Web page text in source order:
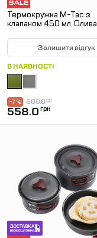
Термокружка M-Tac з
клапаном 450 мл. Олива
Залишити відгук
В НАЯВНОСТІ
600.0грн
-7 %
558.0 грн